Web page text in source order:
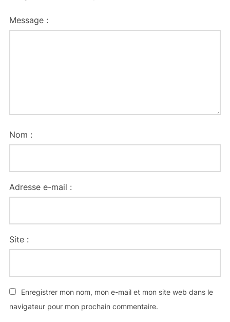
Message :
Nom :
Adresse e-mail :
Site :
Enregistrer mon nom, mon e-mail et mon site web dans le
navigateur pour mon prochain commentaire.